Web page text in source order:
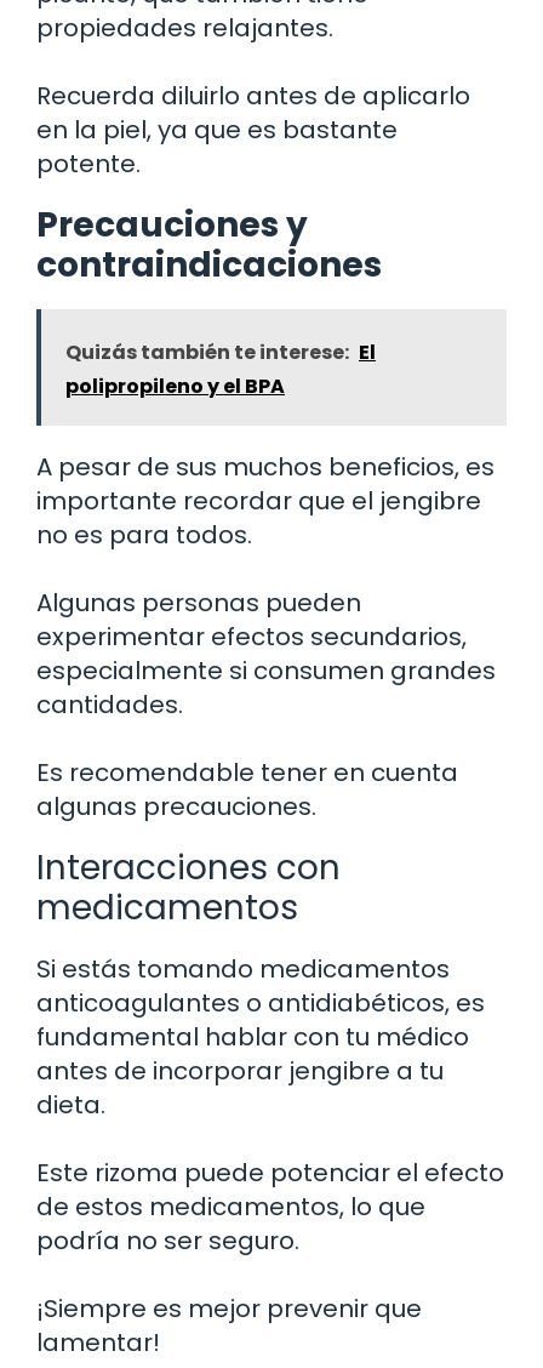
propiedades relajantes.
Recuerda diluirlo antes de aplicarlo
en la piel, ya que es bastante
potente.
Precauciones y
contraindicaciones
Quizás también te interese: El
polipropileno y el BPA
A pesar de sus muchos beneficios, es
importante recordar que el jengibre
no es para todos.
Algunas personas pueden
experimentar efectos secundarios,
especialmente si consumen grandes
cantidades.
Es recomendable tener en cuenta
algunas precauciones.
Interacciones con
medicamentos
Si estás tomando medicamentos
anticoagulantes o antidiabéticos, es
fundamental hablar con tu médico
antes de incorporar jengibre a tu
dieta.
Este rizoma puede potenciar el efecto
de estos medicamentos, lo que
podría no ser seguro.
¡Siempre es mejor prevenir que
lamentar!